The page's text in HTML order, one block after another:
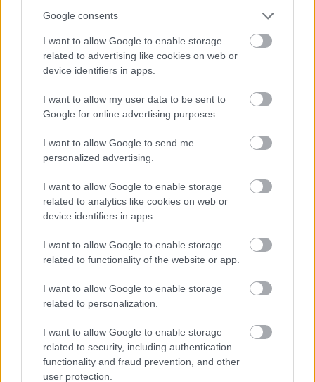
Google consents
I want to allow Google to enable storage
related to advertising like cookies on web or
device identifiers in apps.
I want to allow my user data to be sent to
Google for online advertising purposes.
I want to allow Google to send me
personalized advertising.
I want to allow Google to enable storage
related to analytics like cookies on web or
device identifiers in apps.
I want to allow Google to enable storage
related to functionality of the website or app.
I want to allow Google to enable storage
related to personalization.
I want to allow Google to enable storage
related to security, including authentication
functionality and fraud prevention, and other
user protection.